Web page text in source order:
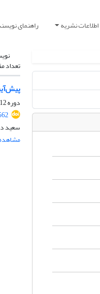
اطلاعات نشریه راهنمای
تعداد
دوره 12، شماره 3، پاییز 1402، صفحه
سعید